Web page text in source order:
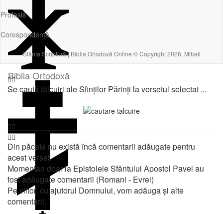
Biblia Ortodoxă
Profasis
Corespondență
Sfânta Scriptură | Biblia Ortodoxă Online © Copyright 2026, Mihail
Se caută tâlcuiri ale Sfinților Părinți la versetul selectat ...
Din păcate nu există încă comentarii adăugate pentru
acest verset.
Momentan doar la Epistolele Sfântului Apostol Pavel au
fost adăugate comentarii (Romani - Evrei)
Pe viitor, cu ajutorul Domnului, vom adăuga și alte
comentarii.